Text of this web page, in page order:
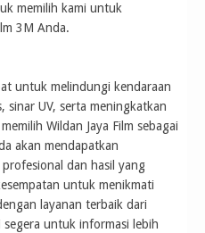
memilih kami untuk
3M Anda.
untuk melindungi kendaraan
sinar UV, serta meningkatkan
Wildan Jaya Film sebagai
akan mendapatkan
dan hasil yang
untuk menikmati
layanan terbaik dari
segera untuk informasi lebih